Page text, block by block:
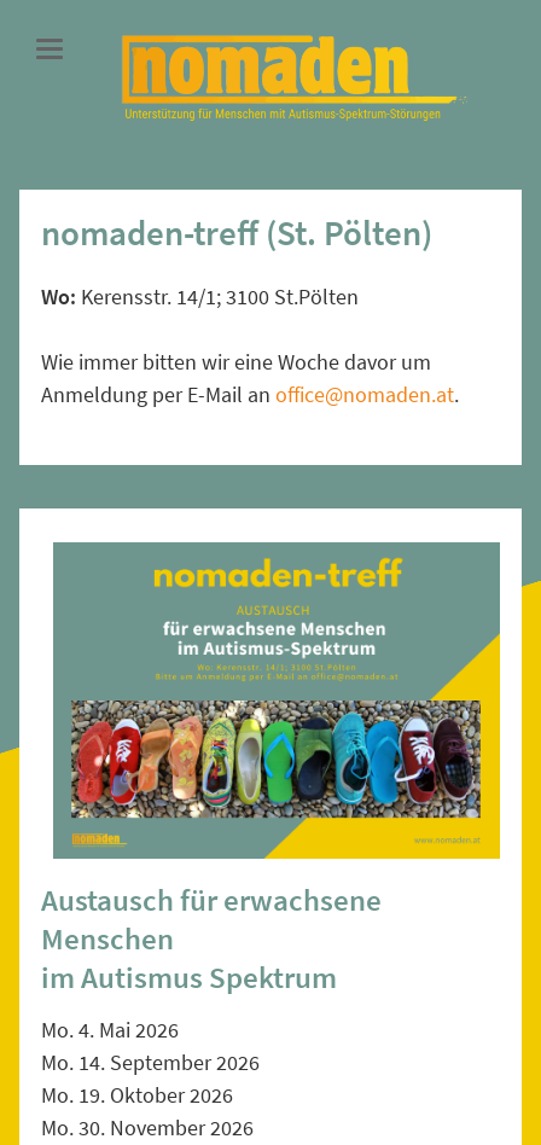
nomaden-treff (St. Pölten)
Wo: Kerensstr. 14/1; 3100 St.Pölten
Wie immer bitten wir eine Woche davor um
Anmeldung per E-Mail an office@nomaden.at.
Austausch für erwachsene
Menschen
im Autismus Spektrum
Mo. 4. Mai 2026
Mo. 14. September 2026
Mo. 19. Oktober 2026
Mo. 30. November 2026